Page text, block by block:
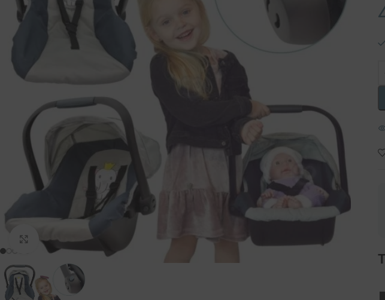
Padidinti